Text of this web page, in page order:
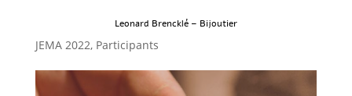
Leonard Brencklé – Bijoutier
JEMA 2022, Participants